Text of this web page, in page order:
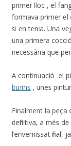
primer lloc , el
formava primer el
si en tenia. Una
una primera
necessària que
A continuació el
burins , unes
Finalment la peça
definitiva, a més
l’envernissat final,